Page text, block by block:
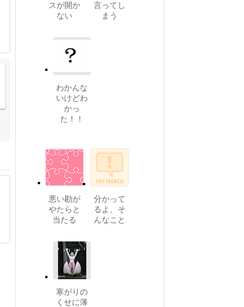
スが開か
ない
言ってし
まう
わかんな
いけどわ
かっ
た！！
悪い勘が
やたらと
当たる
分かって
るよ、そ
んなこと
寒がりの
くせに薄